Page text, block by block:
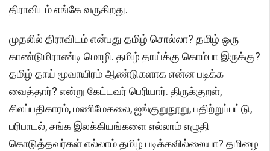
திராவிடம் எங்கே வருகிறது.
முதலில் திராவிடம் என்பது தமிழ் சொல்லா? தமிழ் ஒரு
காண்டுமிராண்டி மொழி. தமிழ் தாய்க்கு கொம்பா இருக்கு?
தமிழ் தாய் மூவாயிரம் ஆண்டுகளாக என்ன படிக்க
வைத்தார்? என்று கேட்டவர் பெரியார். திருக்குறள்,
சிலப்பதிகாரம், மணிமேகலை, ஐங்குறுநூறு, பதிற்றுப்பட்டு,
பரிபாடல், சங்க இலக்கியங்களை எல்லாம் எழுதி
கொடுத்தவர்கள் எல்லாம் தமிழ் படிக்கவில்லையா? தமிழை